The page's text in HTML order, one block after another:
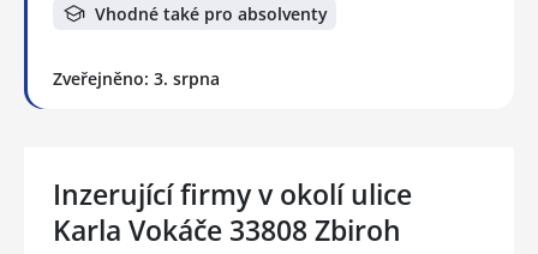
Vhodné také pro absolventy
Zveřejněno: 3. srpna
Inzerující firmy v okolí ulice
Karla Vokáče 33808 Zbiroh